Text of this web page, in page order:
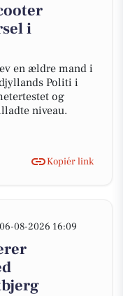
i
en ældre mand i
Politi i
og
niveau.
Kopiér link
06-08-2026 16:09